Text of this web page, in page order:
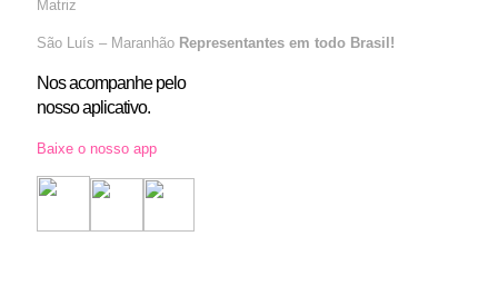
Matriz
São Luís – Maranhão Representantes em todo Brasil!
Nos acompanhe pelo
nosso aplicativo.
Baixe o nosso app